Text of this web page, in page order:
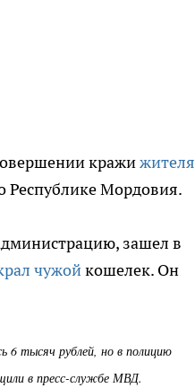
кражижителя
Республике Мордовия.
зашел в
чужойкошелек. Он
6 тысяч рублей, но в полицию
в пресс-службе МВД.